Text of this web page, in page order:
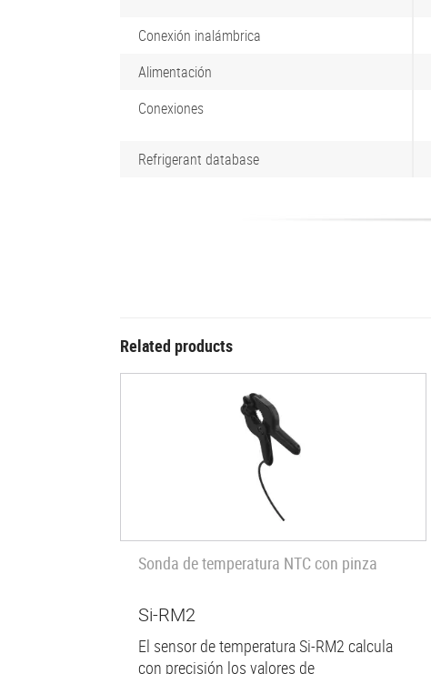
Conexión inalámbrica
Alimentación
Conexiones
Refrigerant database
Related products
Sonda de temperatura NTC con pinza
Si-RM2
El sensor de temperatura Si-RM2 calcula
con precisión los valores de